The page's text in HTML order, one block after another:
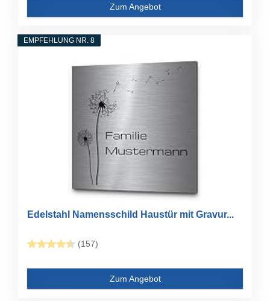
Zum Angebot
EMPFEHLUNG NR. 8
Edelstahl Namensschild Haustür mit Gravur...
(157)
Zum Angebot